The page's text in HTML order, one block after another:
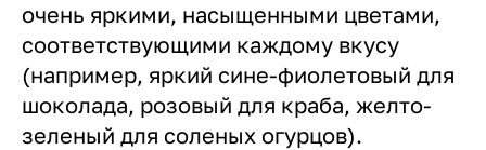
очень яркими, насыщенными цветами,
соответствующими каждому вкусу
(например, яркий сине-фиолетовый для
шоколада, розовый для краба, желто-
зеленый для соленых огурцов).